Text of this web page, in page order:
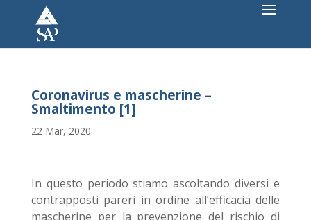
Coronavirus e mascherine –
Smaltimento [1]
22 Mar, 2020
In questo periodo stiamo ascoltando diversi e
contrapposti pareri in ordine all’efficacia delle
mascherine per la prevenzione del rischio di